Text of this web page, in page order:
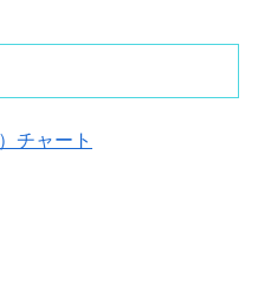
チャート